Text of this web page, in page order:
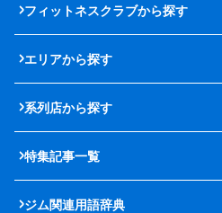
フィットネスクラブから探す
エリアから探す
系列店から探す
特集記事一覧
ジム関連用語辞典